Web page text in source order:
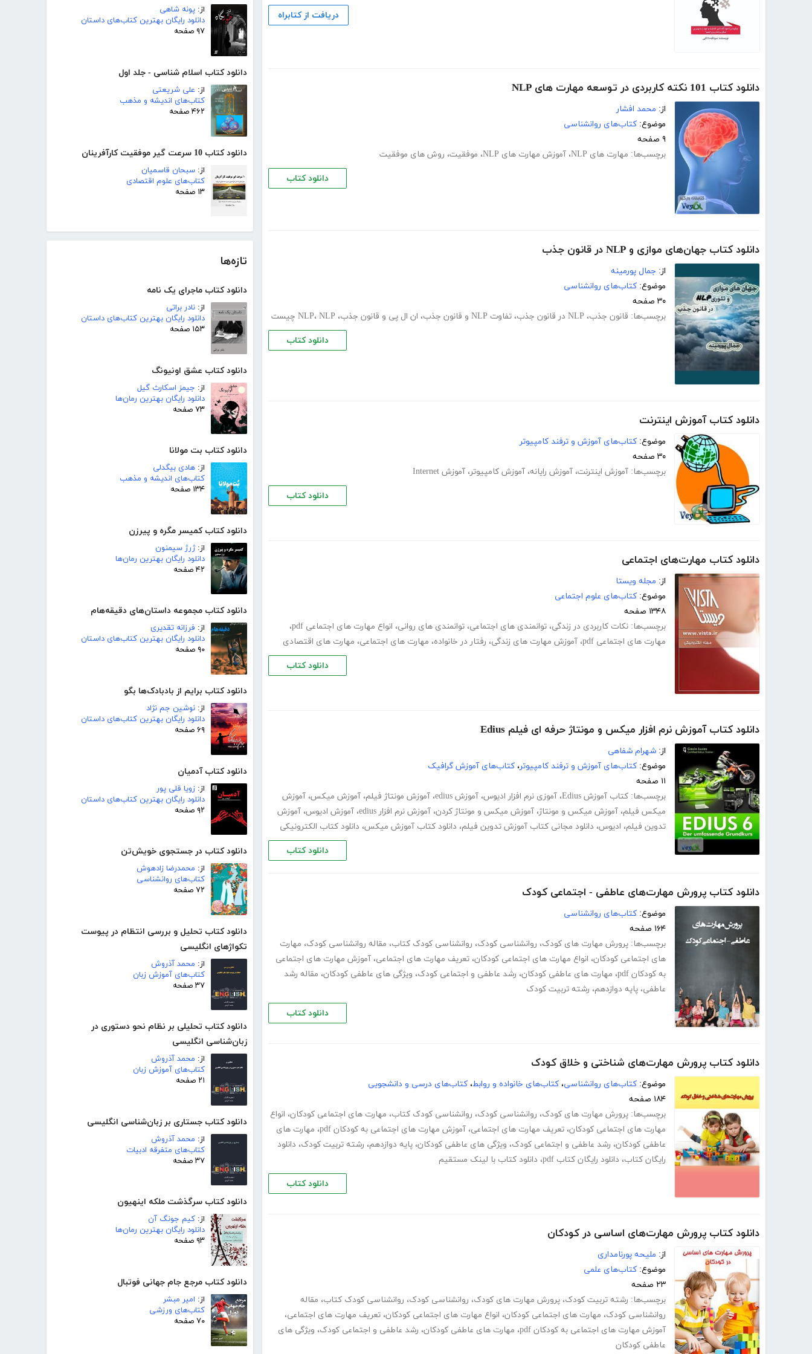
از: پونه شاهی
دانلود رایگان بهترین کتاب‌های داستان
۹۷ صفحه
دانلود کتاب اسلام شناسی - جلد اول
از: علی شریعتی
کتاب‌های اندیشه و مذهب
۴۶۲ صفحه
دانلود کتاب 10 سرعت گیر موفقیت کارآفرینان
از: سبحان قاسمیان
کتاب‌های علوم اقتصادی
۱۳ صفحه
تازه‌ها
دانلود کتاب ماجرای یک نامه
از: نادر براتی
دانلود رایگان بهترین کتاب‌های داستان
۱۵۳ صفحه
دانلود کتاب عشق اونیونگ
از: جیمز اسکارث گیل
دانلود رایگان بهترین رمان‌ها
۷۳ صفحه
دانلود کتاب بت مولانا
از: هادی بیگدلی
کتاب‌های اندیشه و مذهب
۱۳۴ صفحه
دانلود کتاب کمیسر مگره و پیرزن
از:ژرژ سیمنون
دانلود رایگان بهترین رمان‌ها
۴۲ صفحه
دانلود کتاب مجموعه داستان‌های دقیقه‌هام
از: فرزانه تقدیری
دانلود رایگان بهترین کتاب‌های داستان
۹۰ صفحه
دانلود کتاب برایم از بادبادک‌ها بگو
از: نوشین جم نژاد
دانلود رایگان بهترین کتاب‌های داستان
۶۹ صفحه
دانلود کتاب آدمیان
از: زویا قلی پور
دانلود رایگان بهترین کتاب‌های داستان
۹۲ صفحه
دانلود کتاب در جستجوی خویش‌تن
از: محمدرضا زادهوش
کتاب‌های روانشناسی
۷۲ صفحه
دانلود کتاب تحلیل و بررسی انتظام در پیوست
تکواژهای انگلیسی
از: محمد آذروش
کتاب‌های آموزش زبان
۳۷ صفحه
دانلود کتاب تحلیلی بر نظام نحو دستوری در
زبان‌شناسی انگلیسی
از: محمد آذروش
کتاب‌های آموزش زبان
۲۱ صفحه
دانلود کتاب جستاری بر زبان‌شناسی انگلیسی
از: محمد آذروش
کتاب‌های متفرقه ادبیات
۳۷ صفحه
دانلود کتاب سرگذشت ملکه اینهیون
از: کیم جونگ آن
دانلود رایگان بهترین رمان‌ها
۹۳ صفحه
دانلود کتاب مرجع جام جهانی فوتبال
از: امیر مبشر
کتاب‌های ورزشی
۷۰ صفحه
دریافت از کتابراه
دانلود کتاب 101 نکته کاربردی در توسعه مهارت های NLP
از: محمد افشار
موضوع: کتاب‌های روانشناسی
۹ صفحه
برچسب‌ها: مهارت های NLP ، آموزش مهارت های NLP ، موفقیت، روش های موفقیت
دانلود کتاب
دانلود کتاب جهان‌های موازی و NLP در قانون جذب
از: جمال پورمینه
موضوع: کتاب‌های روانشناسی
۳۰ صفحه
برچسب‌ها: قانون جذب، NLP در قانون جذب ، تفاوت NLP و قانون جذب ، ان ال پی و قانون جذب، NLP، NLP چیست
دانلود کتاب
دانلود کتاب آموزش اینترنت
موضوع: کتاب‌های آموزش و ترفند کامپیوتر
۳۰ صفحه
برچسب‌ها: آموزش اینترنت، آموزش رایانه، آموزش کامپیوتر، آموزش Internet
دانلود کتاب
دانلود کتاب مهارت‌های اجتماعی
از: مجله ویستا
موضوع: کتاب‌های علوم اجتماعی
۱۳۴۸ صفحه
برچسب‌ها: نکات کاربردی در زندگی، توانمندی های اجتماعی، توانمندی های روانی، انواع مهارت های اجتماعی pdf
،
مهارت های اجتماعی pdf
، آموزش مهارت های زندگی، رفتار در خانواده، مهارت های اجتماعی، مهارت های اقتصادی
دانلود کتاب
دانلود کتاب آموزش نرم افزار میکس و مونتاژ حرفه ای فیلم Edius
از: شهرام شفاهی
موضوع: کتاب‌های آموزش و ترفند کامپیوتر، کتاب‌های آموزش گرافیک
۱۱ صفحه
برچسب‌ها: کتاب آموزش Edius ، آموزی نرم افزار ادیوس، آموزش edius ، آموزش مونتاژ فیلم، آموزش میکس، آموزش
میکس فیلم، آموزش میکس و مونتاژ، آموزش میکس و مونتاژ کردن، آموزش نرم افزار edius ، آموزش ادیوس، آموزش
تدوین فیلم، ادیوس، دانلود مجانی کتاب آموزش تدوین فیلم، دانلود کتاب آموزش میکس، دانلود کتاب الکترونیکی
دانلود کتاب
دانلود کتاب پرورش مهارت‌های عاطفی - اجتماعی کودک
موضوع: کتاب‌های روانشناسی
۱۶۴ صفحه
برچسب‌ها: پرورش مهارت های کودک، روانشناسی کودک، روانشناسی کودک کتاب، مقاله روانشناسی کودک، مهارت
های اجتماعی کودکان، انواع مهارت های اجتماعی کودکان، تعریف مهارت های اجتماعی، آموزش مهارت های اجتماعی
به کودکان pdf
، مهارت های عاطفی کودکان، رشد عاطفی و اجتماعی کودک، ویژگی های عاطفی کودکان، مقاله رشد
عاطفی، پایه دوازدهم، رشته تربیت کودک
دانلود کتاب
دانلود کتاب پرورش مهارت‌های شناختی و خلاق کودک
موضوع: کتاب‌های روانشناسی، کتاب‌های خانواده و روابط، کتاب‌های درسی و دانشجویی
۱۸۴ صفحه
برچسب‌ها: پرورش مهارت های کودک، روانشناسی کودک، روانشناسی کودک کتاب، مهارت های اجتماعی کودکان، انواع
مهارت های اجتماعی کودکان، تعریف مهارت های اجتماعی، آموزش مهارت های اجتماعی به کودکان pdf ، مهارت های
عاطفی کودکان، رشد عاطفی و اجتماعی کودک، ویژگی های عاطفی کودکان، پایه دوازدهم، رشته تربیت کودک، دانلود
رایگان کتاب، دانلود رایگان کتاب pdf ، دانلود کتاب با لینک مستقیم
دانلود کتاب
دانلود کتاب پرورش مهارت‌های اساسی در کودکان
از: ملیحه پورنامداری
موضوع: کتاب‌های علمی
۲۳ صفحه
برچسب‌ها: رشته تربیت کودک، پرورش مهارت های کودک، روانشناسی کودک، روانشناسی کودک کتاب، مقاله
روانشناسی کودک، مهارت های اجتماعی کودکان، انواع مهارت های اجتماعی کودکان، تعریف مهارت های اجتماعی،
آموزش مهارت های اجتماعی به کودکان pdf
، مهارت های عاطفی کودکان، رشد عاطفی و اجتماعی کودک، ویژگی های
عاطفی کودکان